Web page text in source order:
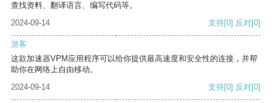
查找资料、翻译语言、编写代码等。
2024-09-14
支持[0] 反对[0]
游客
这款加速器VPM应用程序可以给你提供最高速度和安全性的连接，并帮
助你在网络上自由移动。
2024-09-14
支持[0] 反对[0]